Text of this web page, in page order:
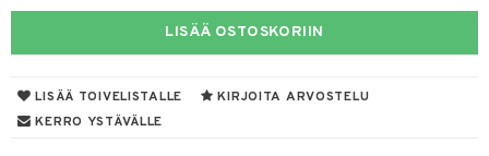
LISÄÄ OSTOSKORIIN
LISÄÄ TOIVELISTALLE
KIRJOITA ARVOSTELU
KERRO YSTÄVÄLLE
& Konjakkilasit
& Kulhot
Siivous